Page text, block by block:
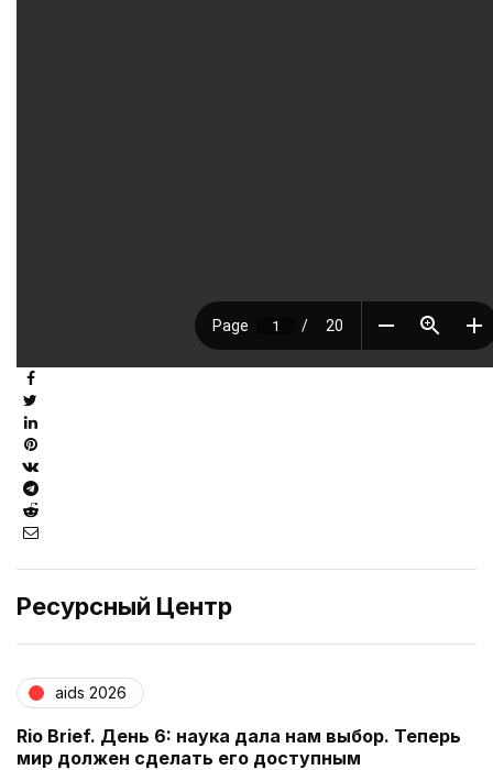
Ресурсный Центр
aids 2026
Rio Brief. День 6: наука дала нам выбор. Теперь
мир должен сделать его доступным